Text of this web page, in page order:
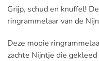
Grijp, schud en knuffel!
ringrammelaar van de
Deze mooie
zachte Nijntje die